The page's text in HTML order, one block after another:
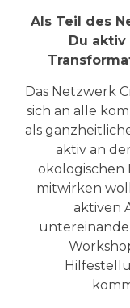
Als Teil des
Du
Das Netzwerk
sich an alle
als
aktiv an
ökologischen
mitwirken
aktiven